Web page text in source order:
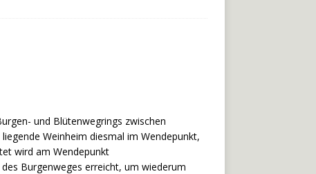
und Blütenwegrings zwischen
Weinheim diesmal im Wendepunkt,
wird am Wendepunkt
Burgenweges erreicht, um wiederum